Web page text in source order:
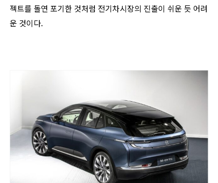
젝트를 돌연 포기한 것처럼 전기차시장의 진출이 쉬운 듯 어려
운 것이다.